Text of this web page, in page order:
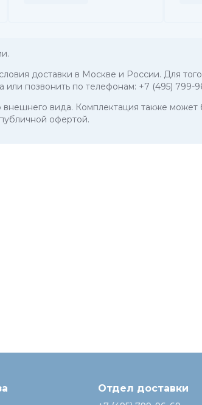
доставки в Москве и России. Для
или позвонить по телефонам: +7 (495) 799-
внешнего вида. Комплектация также
офертой.
Отдел доставки